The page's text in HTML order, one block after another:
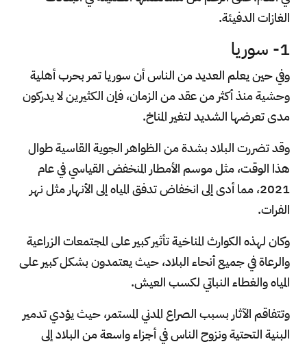
الغازات الدفيئة.
1- سوريا
وفي حين يعلم العديد من الناس أن سوريا تمر بحرب أهلية
وحشية منذ أكثر من عقد من الزمان، فإن الكثيرين لا يدركون
مدى تعرضها الشديد لتغير المناخ.
وقد تضررت البلاد بشدة من الظواهر الجوية القاسية طوال
هذا الوقت، مثل موسم الأمطار المنخفض القياسي في عام
2021، مما أدى إلى انخفاض تدفق المياه إلى الأنهار مثل نهر
الفرات.
وكان لهذه الكوارث المناخية تأثير كبير على المجتمعات الزراعية
والرعاة في جميع أنحاء البلاد، حيث يعتمدون بشكل كبير على
المياه والغطاء النباتي لكسب العيش.
وتتفاقم الآثار بسبب الصراع المدني المستمر، حيث يؤدي تدمير
البنية التحتية ونزوح الناس في أجزاء واسعة من البلاد إلى